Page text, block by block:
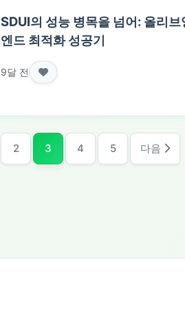
SDUI의 성능 병목을 넘어: 올리브
엔드 최적화 성공기
9달 전
2 3 4 5 다음